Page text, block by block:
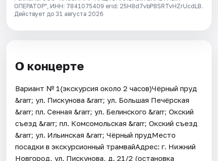
ОПЕРАТОР", ИНН: 7841075409 erid: 25H8d7vbP8SRTvHZrUcdLB.
Действует до 31 августа 2026
О концерте
Вариант № 1(экскурсия около 2 часов)Чёрный пруд
&rarr; ул. Пискунова &rarr; ул. Большая Печёрская
&rarr; пл. Сенная &rarr; ул. Белинского &rarr; Окский
съезд &rarr; пл. Комсомольская &rarr; Окский съезд
&rarr; ул. Ильинская &rarr; Чёрный прудМесто
посадки в экскурсионный трамвайАдрес: г. Нижний
Новгород, ул. Пискунова, д. 21/2 (остановка